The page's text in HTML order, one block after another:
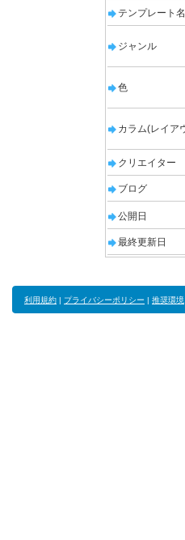
テンプレート名
ジャンル
色
カラム(レイア
クリエイター
ブログ
公開日
最終更新日
利用規約 | プライバシーポリシー | 推奨環境